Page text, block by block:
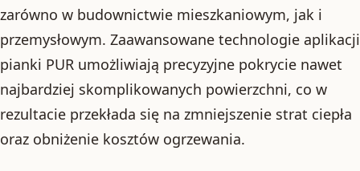
zarówno w budownictwie mieszkaniowym, jak i
przemysłowym. Zaawansowane technologie aplikacji
pianki PUR umożliwiają precyzyjne pokrycie nawet
najbardziej skomplikowanych powierzchni, co w
rezultacie przekłada się na zmniejszenie strat ciepła
oraz obniżenie kosztów ogrzewania.